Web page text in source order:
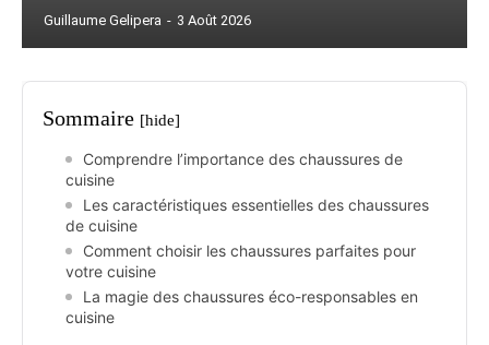
Guillaume Gelipera - 3 Août 2026
Sommaire [hide]
Comprendre l’importance des chaussures de
cuisine
Les caractéristiques essentielles des chaussures
de cuisine
Comment choisir les chaussures parfaites pour
votre cuisine
La magie des chaussures éco-responsables en
cuisine